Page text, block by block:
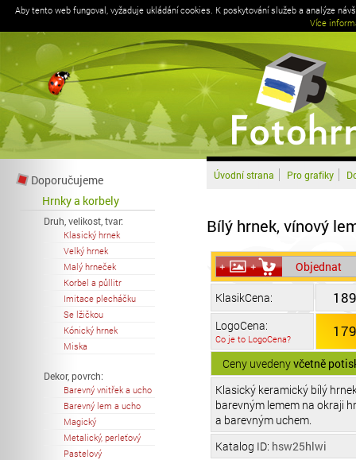
Aby tento web fungoval, vyžaduje ukládání cookies. K poskytování služeb a analýze
Více
Doporučujeme
Hrnky a korbely
Druh, velikost, tvar:
Klasický hrnek
Velký hrnek
Malý hrneček
Korbel a půllitr
Imitace plecháčku
Se lžičkou
Kónický hrnek
Miska
Dekor, povrch:
Barevný vnitřek a ucho
Barevný lem a ucho
Magický
Metalický, perleťový
Pastelový
Úvodní strana Pro grafiky
Bílý hrnek, vínový
Objednat
KlasikCena:
LogoCena:
Co je to LogoCena?
Ceny uvedenyvčetně
Klasický keramický bílý
barevným lemem na okraji
a barevným uchem.
Katalog ID: hsw25hlwi